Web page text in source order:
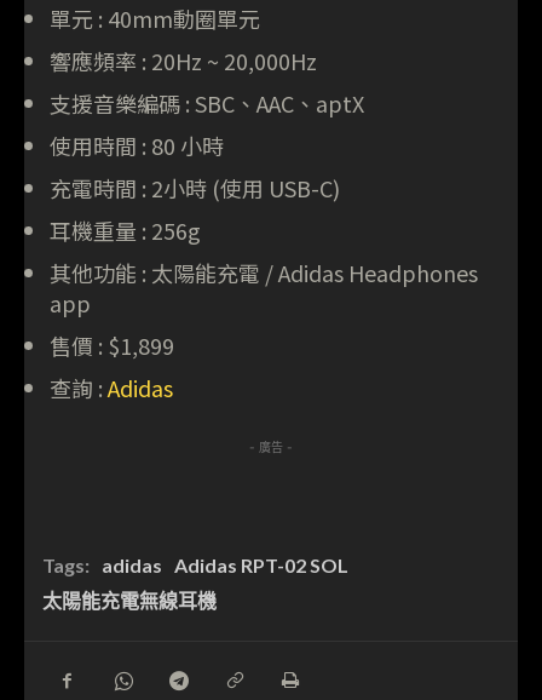
單元 : 40mm動圈單元
響應頻率 : 20Hz ~ 20,000Hz
支援音樂編碼 : SBC、AAC、aptX
使用時間 : 80 小時
充電時間 : 2小時 (使用 USB-C)
耳機重量 : 256g
其他功能 : 太陽能充電 / Adidas Headphones
app
售價 : $1,899
查詢 :Adidas
- 廣告 -
Tags: adidas Adidas RPT-02 SOL
太陽能充電無線耳機